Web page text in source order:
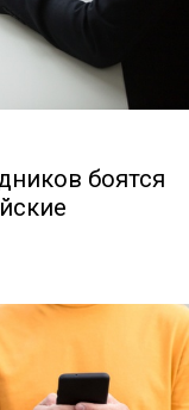
боятся